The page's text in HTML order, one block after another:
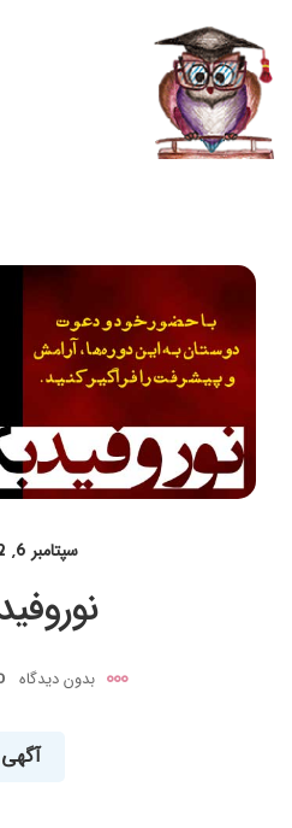
سپتامبر 6, 2012
بدون دیدگاه
آگهی